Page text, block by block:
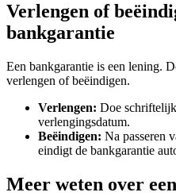
Verlengen of
bankgarantie
Een bankgarantie is een lening.
verlengen of beëindigen.
Verlengen: Doe
verlengingsdatum.
Beëindigen: Na passeren
eindigt de bankgarantie
Meer weten over